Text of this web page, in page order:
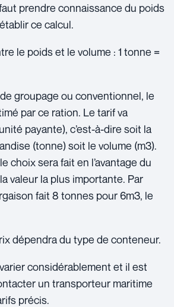
prendre connaissance du poids
ce calcul.
le poids et le volume : 1 tonne =
groupage ou conventionnel, le
par ce ration. Le tarif va
payante), c’est-à-dire soit la
(tonne) soit le volume (m3).
choix sera fait en l’avantage du
valeur la plus importante. Par
fait 8 tonnes pour 6m3, le
dépendra du type de conteneur.
considérablement et il est
un transporteur maritime
précis.